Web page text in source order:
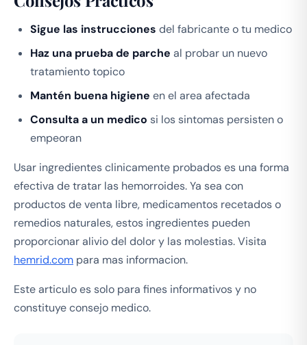
Sigue las instrucciones del fabricante o tu medico
Haz una prueba de parche al probar un nuevo
tratamiento topico
Mantén buena higiene en el area afectada
Consulta a un medico si los sintomas persisten o
empeoran
Usar ingredientes clinicamente probados es una forma
efectiva de tratar las hemorroides. Ya sea con
productos de venta libre, medicamentos recetados o
remedios naturales, estos ingredientes pueden
proporcionar alivio del dolor y las molestias. Visita
hemrid.com para mas informacion.
Este articulo es solo para fines informativos y no
constituye consejo medico.